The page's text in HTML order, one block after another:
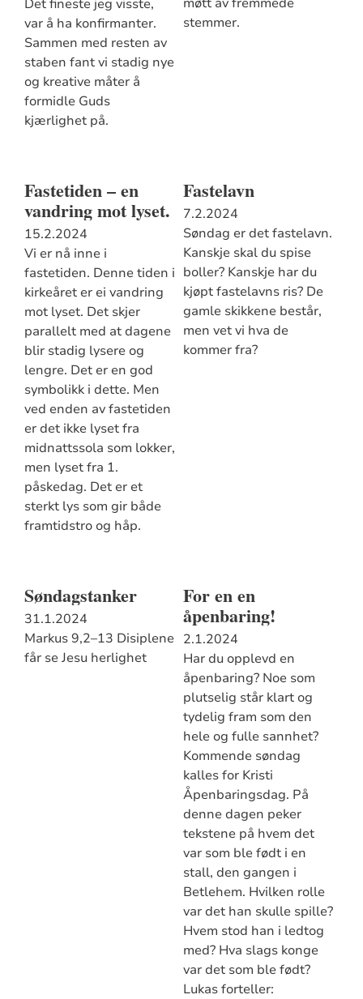
Det fineste jeg visste,
var å ha konfirmanter.
Sammen med resten av
staben fant vi stadig nye
og kreative måter å
formidle Guds
kjærlighet på.
stemmer.
Fastetiden – en
vandring mot lyset.
15.2.2024
Vi er nå inne i
fastetiden. Denne tiden i
kirkeåret er ei vandring
mot lyset. Det skjer
parallelt med at dagene
blir stadig lysere og
lengre. Det er en god
symbolikk i dette. Men
ved enden av fastetiden
er det ikke lyset fra
midnattssola som lokker,
men lyset fra 1.
påskedag. Det er et
sterkt lys som gir både
framtidstro og håp.
Fastelavn
7.2.2024
Søndag er det fastelavn.
Kanskje skal du spise
boller? Kanskje har du
kjøpt fastelavns ris? De
gamle skikkene består,
men vet vi hva de
kommer fra?
Søndagstanker
31.1.2024
Markus 9,2–13 Disiplene
får se Jesu herlighet
For en en
åpenbaring!
2.1.2024
Har du opplevd en
åpenbaring? Noe som
plutselig står klart og
tydelig fram som den
hele og fulle sannhet?
Kommende søndag
kalles for Kristi
Åpenbaringsdag. På
denne dagen peker
tekstene på hvem det
var som ble født i en
stall, den gangen i
Betlehem. Hvilken rolle
var det han skulle spille?
Hvem stod han i ledtog
med? Hva slags konge
var det som ble født?
Lukas forteller: